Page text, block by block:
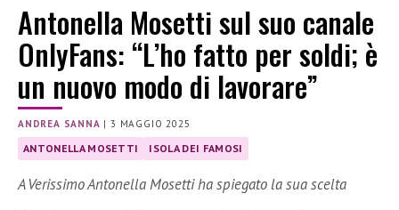
Antonella Mosetti sul suo canale
OnlyFans: “L’ho fatto per soldi; è
un nuovo modo di lavorare”
ANDREA SANNA |3 MAGGIO 2025
ANTONELLA MOSETTI ISOLA DEI FAMOSI
A Verissimo Antonella Mosetti ha spiegato la sua scelta